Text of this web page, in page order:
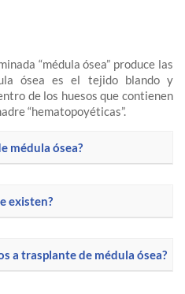
“médula ósea” produce las
ósea es el tejido blando y
de los huesos que contienen
“hematopoyéticas”.
médula ósea?
existen?
a trasplante de médula ósea?